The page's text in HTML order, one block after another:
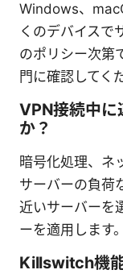
Windows、
くのデバイスで
のポリシー次第
門に確認してく
VPN接続中に
か？
暗号化処理、ネ
サーバーの負荷
近いサーバーを
ーを適用します。
Killswitch機